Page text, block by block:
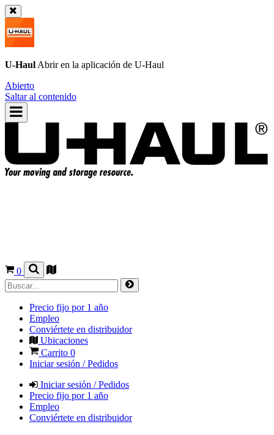
U-Haul Abrir en la aplicación de U-Haul
Abierto
Saltar al contenido
0
Precio fijo por 1 año
Empleo
Conviértete en distribuidor
Ubicaciones
Carrito 0
Iniciar sesión / Pedidos
Iniciar sesión / Pedidos
Precio fijo por 1 año
Empleo
Conviértete en distribuidor